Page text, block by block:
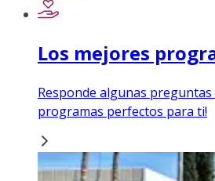
Los mejores
Responde algunas
programas perfectos para ti!